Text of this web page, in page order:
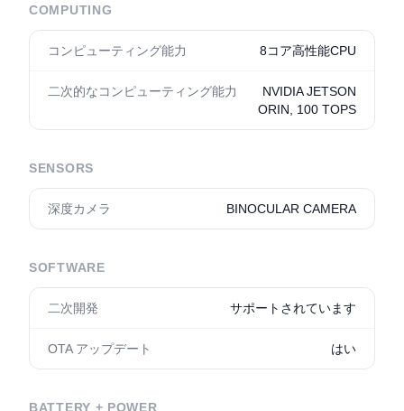
COMPUTING
コンピューティング能力 8コア高性能CPU
二次的なコンピューティング能力
NVIDIA JETSON
ORIN, 100 TOPS
SENSORS
深度カメラ BINOCULAR CAMERA
SOFTWARE
二次開発 サポートされています
OTA アップデート はい
BATTERY + POWER